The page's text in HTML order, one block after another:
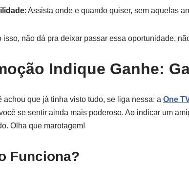
: Assista onde e quando quiser, sem aquelas
isso, não dá pra deixar passar essa oportunidade,
Indique Ganhe:
achou que já tinha visto tudo, se liga nessa: a One
se sentir ainda mais poderoso. Ao indicar um
Olha que marotagem!
Funciona?